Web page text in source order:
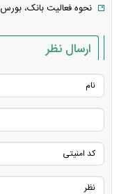
نحوه فعالیت بانک، بورس
ارسال نظر